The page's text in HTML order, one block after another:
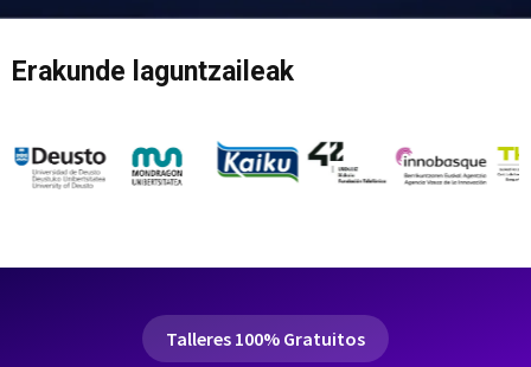
Erakunde laguntzaileak
Talleres 100% Gratuitos